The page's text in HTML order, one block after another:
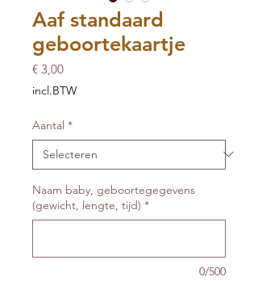
Aaf standaard
geboortekaartje
€ 3,00Prijs
incl.BTW
Aantal *
Naam baby, geboortegegevens
(gewicht, lengte, tijd) *
0/500